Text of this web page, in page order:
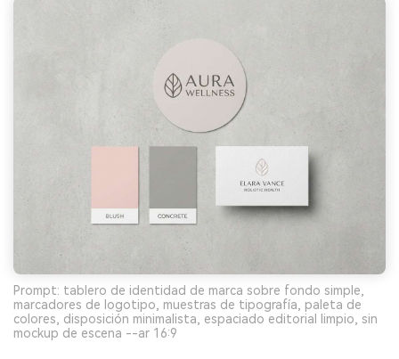
Prompt: tablero de identidad de marca sobre fondo simple,
marcadores de logotipo, muestras de tipografía, paleta de
colores, disposición minimalista, espaciado editorial limpio, sin
mockup de escena --ar 16:9